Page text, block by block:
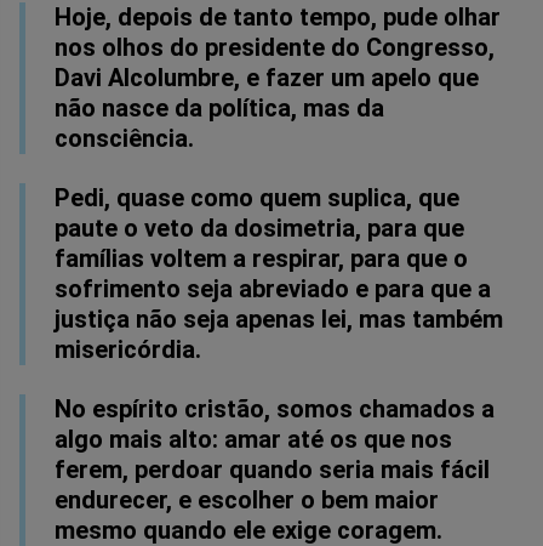
no
Facebook
no
Whatsapp
no
Twitter
no
Messenger
no
Telegram
no
Gettr
Hoje, depois de tanto tempo, pude olhar
nos olhos do presidente do Congresso,
Davi Alcolumbre, e fazer um apelo que
não nasce da política, mas da
consciência.
Pedi, quase como quem suplica, que
paute o veto da dosimetria, para que
famílias voltem a respirar, para que o
sofrimento seja abreviado e para que a
justiça não seja apenas lei, mas também
misericórdia.
No espírito cristão, somos chamados a
algo mais alto: amar até os que nos
ferem, perdoar quando seria mais fácil
endurecer, e escolher o bem maior
mesmo quando ele exige coragem.